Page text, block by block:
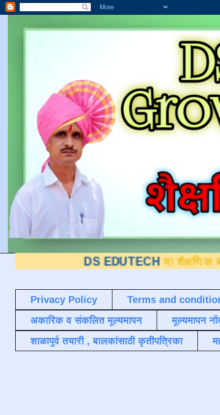
DS EDUTECH या शैक्षणिक ब्लॉगवर आपले
Privacy Policy
Terms and
अकारिक व संकलित मूल्यमापन
मूल्यमापन
शाळापुर्व तयारी , बालकांसाठी कृतीपत्रिका